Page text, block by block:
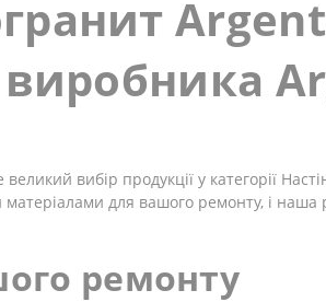
виробника
вибір продукції у категорії
для вашого ремонту, і
ремонту